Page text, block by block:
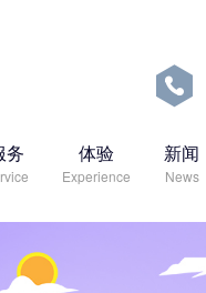

务 体验
Experience
新闻
News